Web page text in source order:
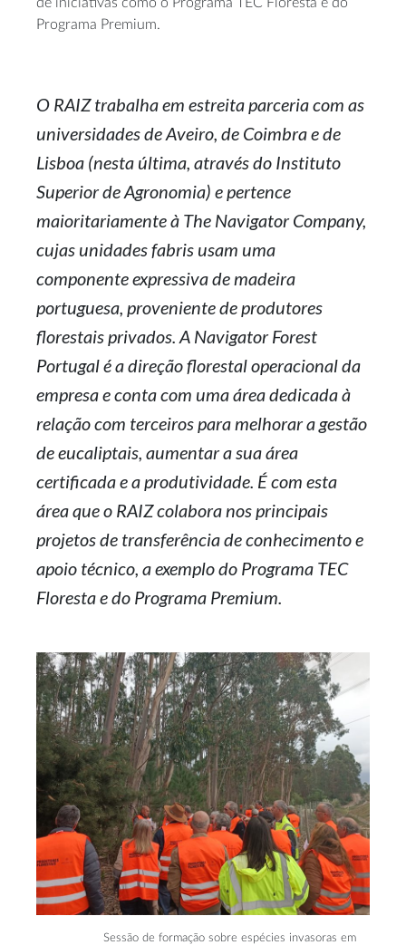
Programa Premium.
O RAIZ trabalha em estreita parceria com as
universidades de Aveiro, de Coimbra e de
Lisboa (nesta última, através do Instituto
Superior de Agronomia) e pertence
maioritariamente à The Navigator Company,
cujas unidades fabris usam uma
componente expressiva de madeira
portuguesa, proveniente de produtores
florestais privados. A Navigator Forest
Portugal é a direção florestal operacional da
empresa e conta com uma área dedicada à
relação com terceiros para melhorar a gestão
de eucaliptais, aumentar a sua área
certificada e a produtividade. É com esta
área que o RAIZ colabora nos principais
projetos de transferência de conhecimento e
apoio técnico, a exemplo do Programa TEC
Floresta e do Programa Premium.
Sessão de formação sobre espécies invasoras em